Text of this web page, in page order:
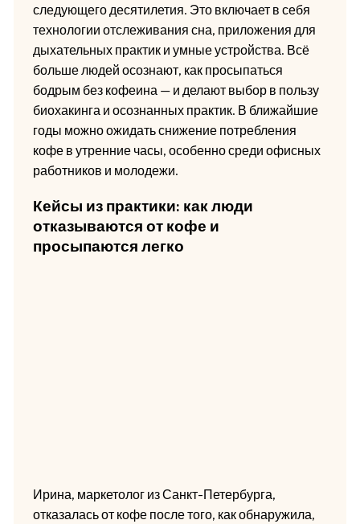
следующего десятилетия. Это включает в себя
технологии отслеживания сна, приложения для
дыхательных практик и умные устройства. Всё
больше людей осознают, как просыпаться
бодрым без кофеина — и делают выбор в пользу
биохакинга и осознанных практик. В ближайшие
годы можно ожидать снижение потребления
кофе в утренние часы, особенно среди офисных
работников и молодежи.
Кейсы из практики: как люди
отказываются от кофе и
просыпаются легко
Ирина, маркетолог из Санкт-Петербурга,
отказалась от кофе после того, как обнаружила,